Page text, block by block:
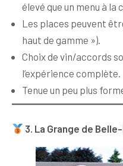
élevé que un menu à
Les places peuvent
haut de gamme »).
Choix de vin/accords
l’expérience complète.
Tenue un peu plus
3. La Grange de